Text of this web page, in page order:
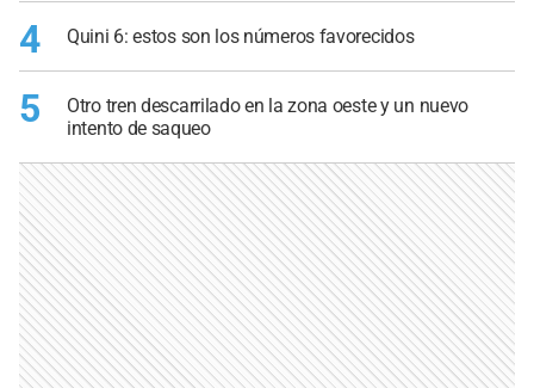
4 Quini 6: estos son los números favorecidos
5
Otro tren descarrilado en la zona oeste y un nuevo
intento de saqueo